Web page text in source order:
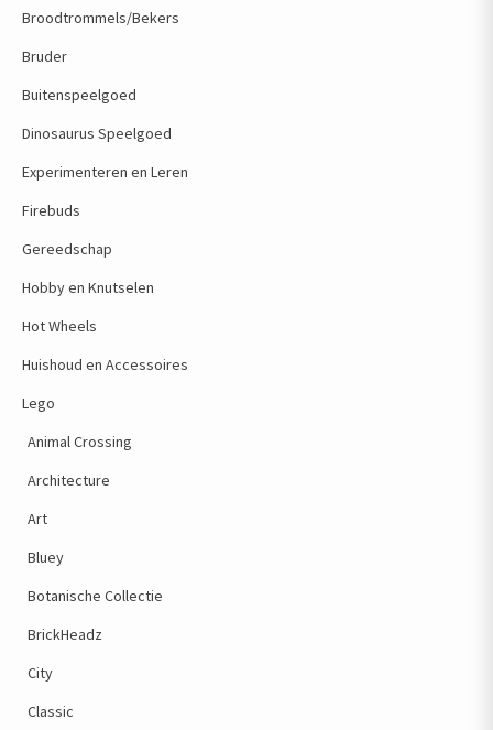
Broodtrommels/Bekers
Bruder
Buitenspeelgoed
Dinosaurus Speelgoed
Experimenteren en Leren
Firebuds
Gereedschap
Hobby en Knutselen
Hot Wheels
Huishoud en Accessoires
Lego
Animal Crossing
Architecture
Art
Bluey
Botanische Collectie
BrickHeadz
City
Classic